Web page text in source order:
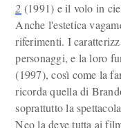
2 (1991) e il volo in
Anche l'estetica
riferimenti. I
personaggi, e la loro
(1997), così come la
ricorda quella di
soprattutto la
Neo la deve tutta ai